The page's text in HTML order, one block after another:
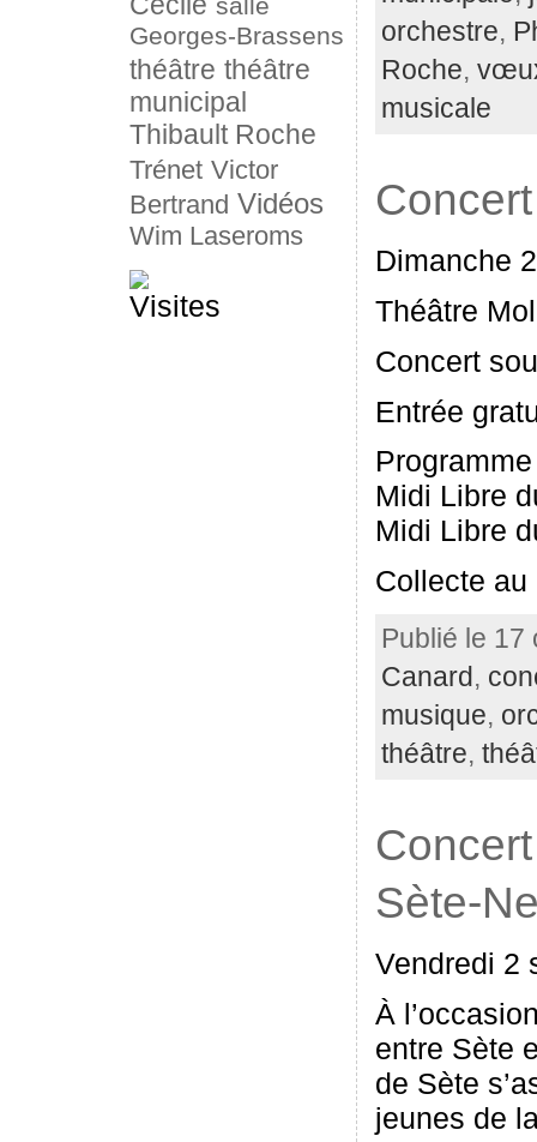
salle
Georges-Brassens
théâtre théâtre
municipal
Thibault Roche
Trénet Victor
Bertrand Vidéos
Wim Laseroms
orchestre,
Roche,
musicale
Dimanche
Théâtre
Concert
Entrée
Midi Libre
Midi Libre
Collecte
Publié le
Canard ,
musique,
théâtre,
Sète-
Vendredi 2
À
entre Sète
de Sète
jeunes de